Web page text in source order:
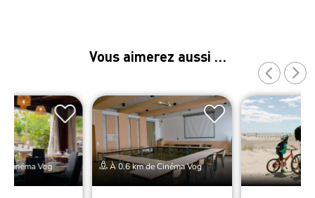
Vous aimerez aussi …
Cinéma Vog À 0.6 km de Cinéma Vog